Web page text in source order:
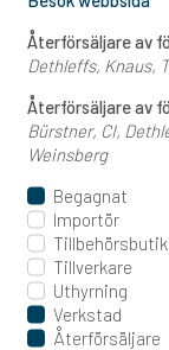
Återförsäljare av
Dethleffs Knaus
Återförsäljare av
Bürstner CI
Weinsberg
Begagnat
Importör
Tillbehörsbutik
Tillverkare
Uthyrning
Verkstad
Återförsäljare